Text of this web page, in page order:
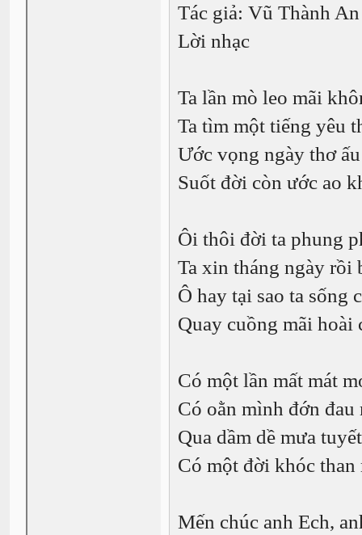
Tác giả: Vũ Thành An
Lời nhạc
Ta lần mò leo mãi
Ta tìm một tiếng yêu
Ước vọng ngày thơ
Suốt đời còn ước ao
Ôi thôi đời ta phung
Ta xin tháng ngày rồi
Ô hay tại sao ta sống
Quay cuồng mãi hoài
Có một lần mất mát
Có oằn mình đớn
Qua dầm dề mưa
Có một đời khóc
Mến chúc anh Ech,